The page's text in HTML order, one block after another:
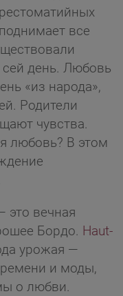
все
день. Любовь
«из народа»,
Родители
чувства.
любовь? В этом
вечная
Бордо. Haut-
урожая —
и моды,
о любви.